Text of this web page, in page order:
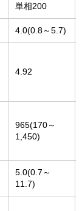
単相200
4.0(0.8～5.7)
4.92
965(170～
1,450)
5.0(0.7～
11.7)